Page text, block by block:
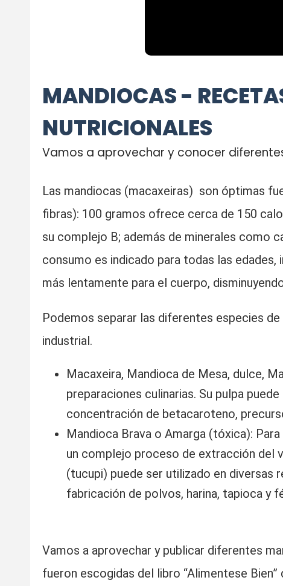
MANDIOCAS -
NUTRICIONALES
Vamos a aprovechar y conocer
Las mandiocas (macaxeiras) son óptimas
fibras): 100 gramos ofrece cerca de 150
su complejo B; además de minerales como
consumo es indicado para todas las
más lentamente para el cuerpo,
Podemos separar las diferentes especies
industrial.
Macaxeira, Mandioca de Mesa, dulce,
preparaciones culinarias. Su pulpa
concentración de betacaroteno,
Mandioca Brava o Amarga (tóxica):
un complejo proceso de extracción del
(tucupi) puede ser utilizado en diversas
fabricación de polvos, harina, tapioca y
Vamos a aprovechar y publicar diferentes
fueron escogidas del libro “Alimentese